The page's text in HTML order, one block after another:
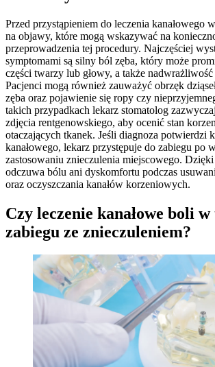
Przed przystąpieniem do leczenia kanałowego
na objawy, które mogą wskazywać na
przeprowadzenia tej procedury. Najczęściej
symptomami są silny ból zęba, który może
części twarzy lub głowy, a także nadwrażliwość
Pacjenci mogą również zauważyć obrzęk
zęba oraz pojawienie się ropy czy
takich przypadkach lekarz stomatolog
zdjęcia rentgenowskiego, aby ocenić stan
otaczających tkanek. Jeśli diagnoza potwierdzi
kanałowego, lekarz przystępuje do zabiegu po
zastosowaniu znieczulenia miejscowego.
odczuwa bólu ani dyskomfortu podczas
oraz oczyszczania kanałów korzeniowych.
Czy leczenie kanałowe boli
zabiegu ze znieczuleniem?